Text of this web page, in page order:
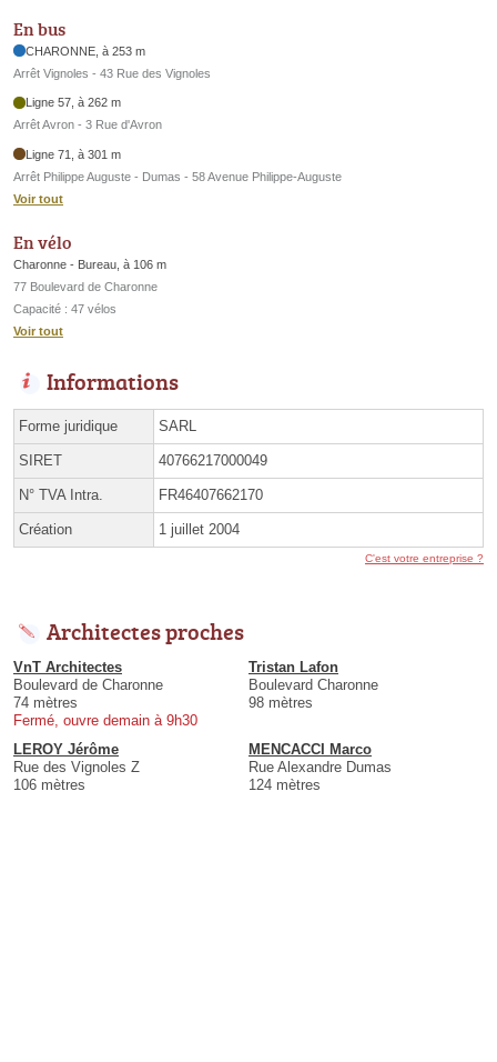
En bus
CHARONNE, à 253 m
Arrêt Vignoles - 43 Rue des Vignoles
Ligne 57, à 262 m
Arrêt Avron - 3 Rue d'Avron
Ligne 71, à 301 m
Arrêt Philippe Auguste - Dumas - 58 Avenue Philippe-Auguste
Voir tout
En vélo
Charonne - Bureau, à 106 m
77 Boulevard de Charonne
Capacité : 47 vélos
Voir tout
Informations
Forme juridique SARL
SIRET 40766217000049
N° TVA Intra. FR46407662170
Création 1 juillet 2004
C'est votre entreprise ?
Architectes proches
VnT Architectes
Boulevard de Charonne
74 mètres
Fermé, ouvre demain à 9h30
Tristan Lafon
Boulevard Charonne
98 mètres
LEROY Jérôme
Rue des Vignoles Z
106 mètres
MENCACCI Marco
Rue Alexandre Dumas
124 mètres